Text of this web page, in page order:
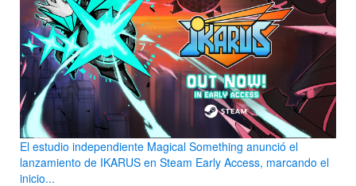
El estudio independiente Magical Something anunció el
lanzamiento de IKARUS en Steam Early Access, marcando el
inicio...